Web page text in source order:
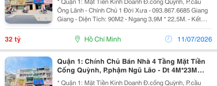
Bùi Viện-
Ông Lãnh - Chính Chủ 1 Đời Xưa - 093.867.6685 Giang
Giang - Diện Tích: 90M2 - Ngang 3,9M * 22,5M. - Kết
Cấu: 4 Tầng - Sân Thượng. - Đang Sẵn Dòng Tiền Kinh
Doanh Đều - Vị Trí Trung Tâm Khan Hiếm...
32 tỷ Hồ Chí Minh 11/07/2026
Quận 1: Chính Chủ Bán Nhà 4 Tầng Mặt Tiền
Cống Quỳnh, P.phậm Ngũ Lão - Dt 4M*23M
Vuông Đẹp- Ngay Vòng Xoay Phạm Ngũ Lão
* Quận 1: Mặt Tiền Kinh Doanh Đ.cống Quỳnh, P.cầu